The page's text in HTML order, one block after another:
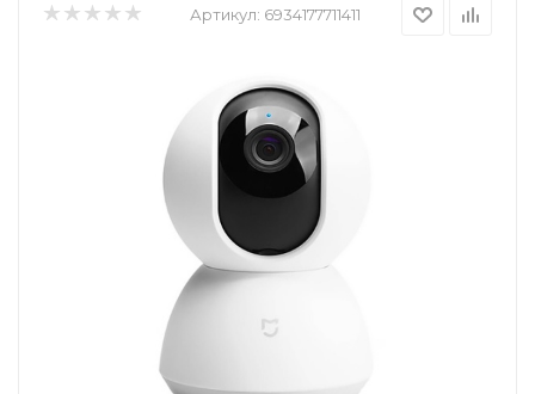
Артикул: 6934177711411